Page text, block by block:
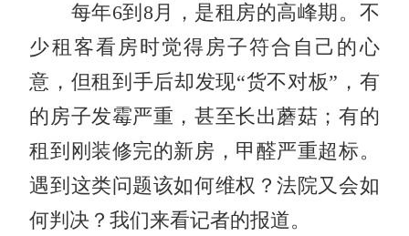
每年6到8月，是租房的高峰期。不
少租客看房时觉得房子符合自己的心
意，但租到手后却发现“货不对板”，有
的房子发霉严重，甚至长出蘑菇；有的
租到刚装修完的新房，甲醛严重超标。
遇到这类问题该如何维权？法院又会如
何判决？我们来看记者的报道。